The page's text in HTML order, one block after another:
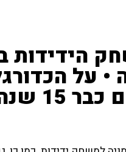
1') על משחק
• על
שנה"